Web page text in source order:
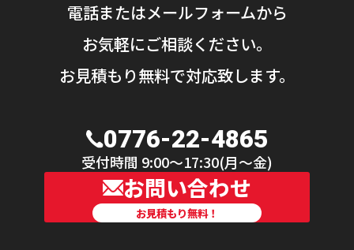
電話またはメールフォームから
お気軽にご相談ください。
お見積もり無料で対応致します。
0776-22-4865
受付時間 9:00〜17:30(月〜金)
お問い合わせ
お見積もり無料！